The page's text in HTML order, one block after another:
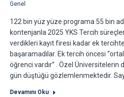
Genel
122 bin yüz yüze programa 55 bin
kontenjanla 2025 YKS Tercih
verdikleri kayıt firesi kadar ek
başaramadılar. Ek tercih öncesi
öğrenci vardır” . Özel Üniversitelerin
gün düştüğü gözlemlenmektedir.
Devamını Oku